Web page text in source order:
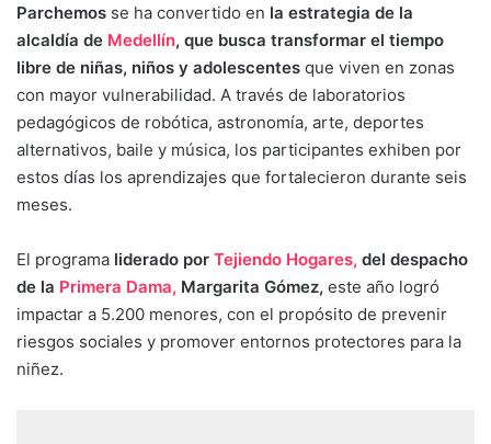
Parchemos se ha convertido en la estrategia de la
alcaldía de Medellín, que busca transformar el tiempo
libre de niñas, niños y adolescentes que viven en zonas
con mayor vulnerabilidad. A través de laboratorios
pedagógicos de robótica, astronomía, arte, deportes
alternativos, baile y música, los participantes exhiben por
estos días los aprendizajes que fortalecieron durante seis
meses.
El programa liderado por Tejiendo Hogares, del despacho
de la Primera Dama, Margarita Gómez, este año logró
impactar a 5.200 menores, con el propósito de prevenir
riesgos sociales y promover entornos protectores para la
niñez.